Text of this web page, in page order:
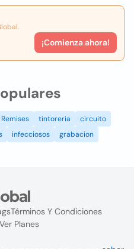
¡Comienza ahora!
tintoreria
circuito
infecciosos
grabacion
Términos Y Condiciones
Planes